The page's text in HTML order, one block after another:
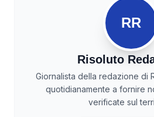
RR
Risoluto
Giornalista della redazione di
quotidianamente a fornire
verificate sul